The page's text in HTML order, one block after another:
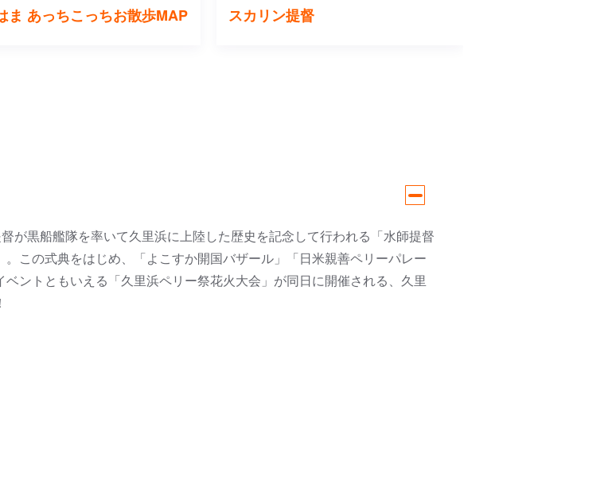
ま あっちこっちお散歩MAP スカリン提督
が黒船艦隊を率いて久里浜に上陸した歴史を記念して行われる「水師提督
。この式典をはじめ、「よこすか開国バザール」「日米親善ペリーパレー
ベントともいえる「久里浜ペリー祭花火大会」が同日に開催される、久里